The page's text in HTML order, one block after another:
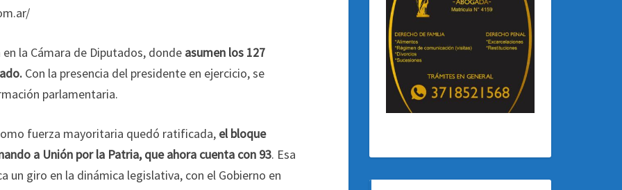
la Cámara de Diputados, donde asumen los 127
Con la presencia del presidente en ejercicio, se
parlamentaria.
fuerza mayoritaria quedó ratificada, el bloque
a Unión por la Patria, que ahora cuenta con 93. Esa
un giro en la dinámica legislativa, con el Gobierno en